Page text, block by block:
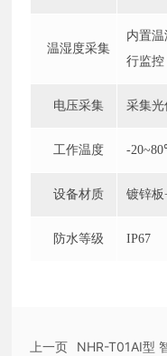
温湿度采集
内置
行监控
电压采集 采集
工作温度 -
设备材质 镀锌板
防水等级 IP67
上一页 NHR-T01AI型